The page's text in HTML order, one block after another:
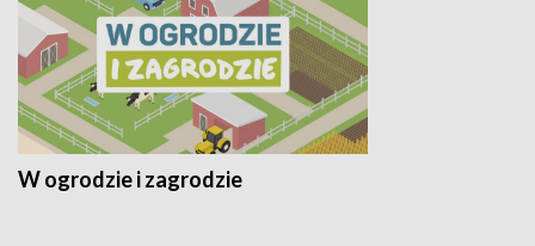
W ogrodzie i zagrodzie